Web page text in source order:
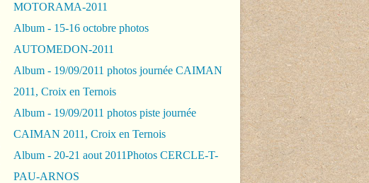
MOTORAMA-2011
Album - 15-16 octobre photos
AUTOMEDON-2011
Album - 19/09/2011 photos journée CAIMAN
2011, Croix en Ternois
Album - 19/09/2011 photos piste journée
CAIMAN 2011, Croix en Ternois
Album - 20-21 aout 2011Photos CERCLE-T-
PAU-ARNOS